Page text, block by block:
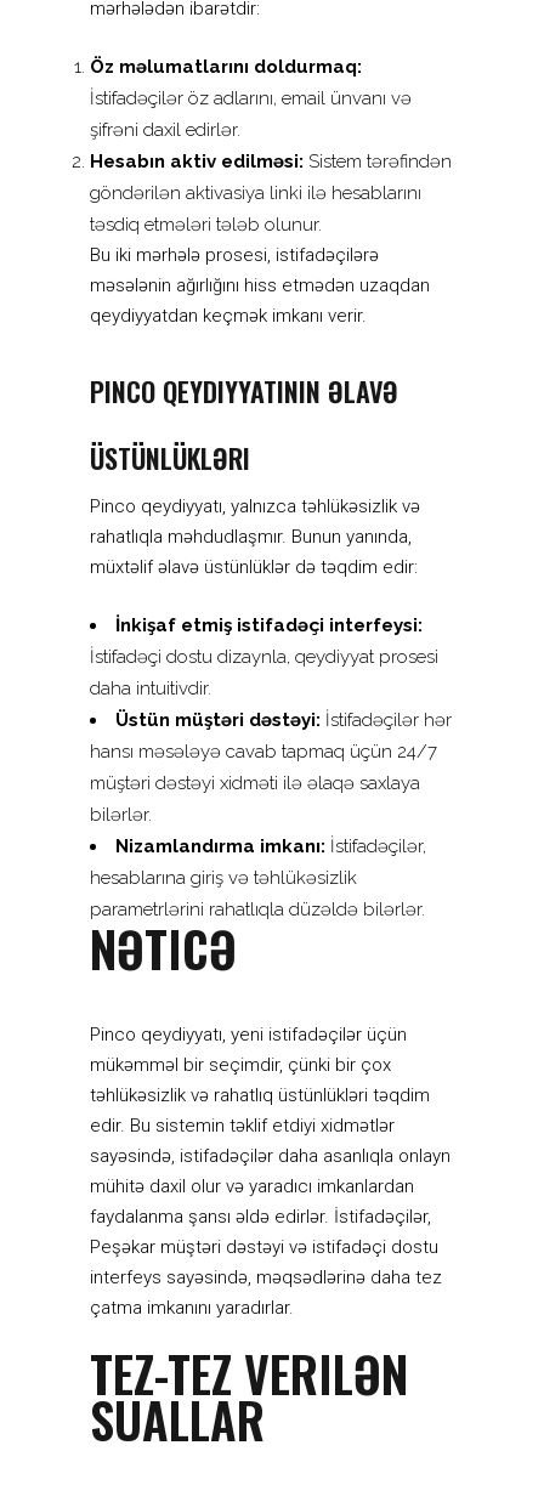
mərhələdən ibarətdir:
Öz məlumatlarını doldurmaq:
İstifadəçilər öz adlarını, email ünvanı və
şifrəni daxil edirlər.
Hesabın aktiv edilməsi: Sistem tərəfindən
göndərilən aktivasiya linki ilə hesablarını
təsdiq etmələri tələb olunur.
Bu iki mərhələ prosesi, istifadəçilərə
məsələnin ağırlığını hiss etmədən uzaqdan
qeydiyyatdan keçmək imkanı verir.
PINCO QEYDIYYATININ ƏLAVƏ
ÜSTÜNLÜKLƏRI
Pinco qeydiyyatı, yalnızca təhlükəsizlik və
rahatlıqla məhdudlaşmır. Bunun yanında,
müxtəlif əlavə üstünlüklər də təqdim edir:
İnkişaf etmiş istifadəçi interfeysi:
İstifadəçi dostu dizaynla, qeydiyyat prosesi
daha intuitivdir.
Üstün müştəri dəstəyi: İstifadəçilər hər
hansı məsələyə cavab tapmaq üçün 24/7
müştəri dəstəyi xidməti ilə əlaqə saxlaya
bilərlər.
Nizamlandırma imkanı: İstifadəçilər,
hesablarına giriş və təhlükəsizlik
parametrlərini rahatlıqla düzəldə bilərlər.
NƏTICƏ
Pinco qeydiyyatı, yeni istifadəçilər üçün
mükəmməl bir seçimdir, çünki bir çox
təhlükəsizlik və rahatlıq üstünlükləri təqdim
edir. Bu sistemin təklif etdiyi xidmətlər
sayəsində, istifadəçilər daha asanlıqla onlayn
mühitə daxil olur və yaradıcı imkanlardan
faydalanma şansı əldə edirlər. İstifadəçilər,
Peşəkar müştəri dəstəyi və istifadəçi dostu
interfeys sayəsində, məqsədlərinə daha tez
çatma imkanını yaradırlar.
TEZ-TEZ VERILƏN
SUALLAR